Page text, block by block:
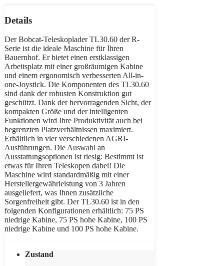
Details
Der Bobcat-Teleskoplader TL30.60 der R-
Serie ist die ideale Maschine für Ihren
Bauernhof. Er bietet einen erstklassigen
Arbeitsplatz mit einer großräumigen Kabine
und einem ergonomisch verbesserten All-in-
one-Joystick. Die Komponenten des TL30.60
sind dank der robusten Konstruktion gut
geschützt. Dank der hervorragenden Sicht, der
kompakten Größe und der intelligenten
Funktionen wird Ihre Produktivität auch bei
begrenzten Platzverhältnissen maximiert.
Erhältlich in vier verschiedenen AGRI-
Ausführungen. Die Auswahl an
Ausstattungsoptionen ist riesig: Bestimmt ist
etwas für Ihren Teleskopen dabei! Die
Maschine wird standardmäßig mit einer
Herstellergewährleistung von 3 Jahren
ausgeliefert, was Ihnen zusätzliche
Sorgenfreiheit gibt. Der TL30.60 ist in den
folgenden Konfigurationen erhältlich: 75 PS
niedrige Kabine, 75 PS hohe Kabine, 100 PS
niedrige Kabine und 100 PS hohe Kabine.
Zustand